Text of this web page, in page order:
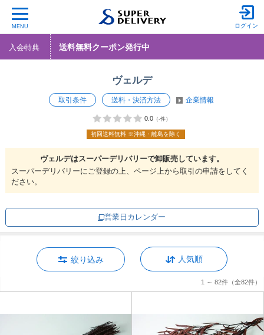
MENU ログイン
入会特典 送料無料クーポン発行中
ヴェルデ
取引条件 送料・決済方法 企業情報
初回送料無料 ※沖縄・離島を除く
0.0（-件）
ヴェルデはスーパーデリバリーで卸販売しています。
スーパーデリバリーにご登録の上、ページ上から取引の申請をしてく
ださい。
営業日カレンダー
絞り込み 人気順
1 ～ 82件 （全82件）